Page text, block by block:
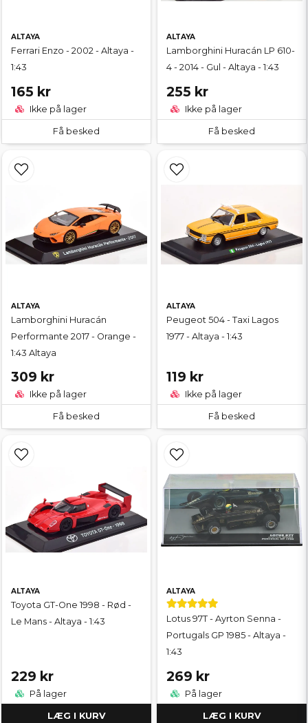
ALTAYA
Ferrari Enzo - 2002 - Altaya -
1:43
165 kr
Ikke på lager
Få besked
ALTAYA
Lamborghini Huracán LP 610-
4 - 2014 - Gul - Altaya - 1:43
255 kr
Ikke på lager
Få besked
ALTAYA
Lamborghini Huracán
Performante 2017 - Orange -
1:43 Altaya
309 kr
Ikke på lager
Få besked
ALTAYA
Peugeot 504 - Taxi Lagos
1977 - Altaya - 1:43
119 kr
Ikke på lager
Få besked
ALTAYA
Toyota GT-One 1998 - Rød -
Le Mans - Altaya - 1:43
229 kr
På lager
LÆG I KURV
ALTAYA
Lotus 97T - Ayrton Senna -
Portugals GP 1985 - Altaya -
1:43
269 kr
På lager
LÆG I KURV